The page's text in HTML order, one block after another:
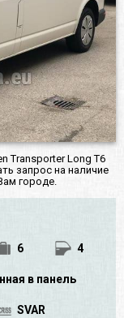
Transporter Long T6
запрос на наличие
городе.
6 4
в панель
SVAR